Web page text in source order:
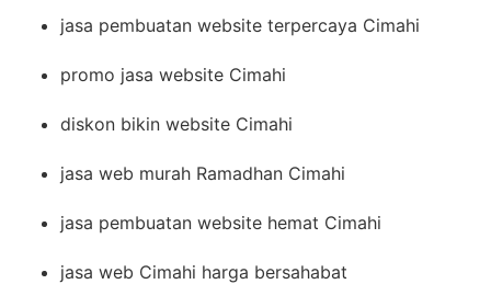
jasa pembuatan website terpercaya Cimahi
promo jasa website Cimahi
diskon bikin website Cimahi
jasa web murah Ramadhan Cimahi
jasa pembuatan website hemat Cimahi
jasa web Cimahi harga bersahabat